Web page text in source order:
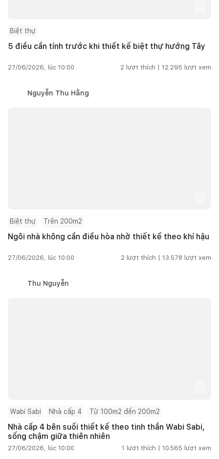
Biệt thự
5 điều cần tính trước khi thiết kế biệt thự hướng Tây
27/06/2026, lúc 10:00 2 lượt thích | 12.295 lượt xem
Nguyễn Thu Hằng
Biệt thự Trên 200m2
Ngôi nhà không cần điều hòa nhờ thiết kế theo khí hậu
27/06/2026, lúc 10:00 2 lượt thích | 13.578 lượt xem
Thu Nguyễn
Wabi Sabi Nhà cấp 4 Từ 100m2 đến 200m2
Nhà cấp 4 bên suối thiết kế theo tinh thần Wabi Sabi,
sống chậm giữa thiên nhiên
27/06/2026, lúc 10:00 1 lượt thích | 10.565 lượt xem